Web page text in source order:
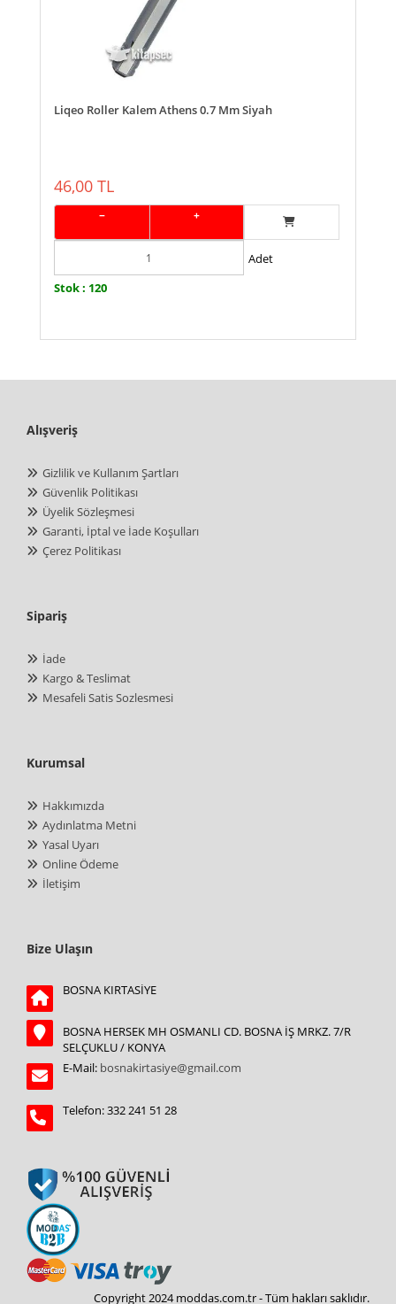
Liqeo Roller Kalem Athens 0.7 Mm Siyah
46,00 TL
− +
Adet
Stok : 120
Alışveriş
Gizlilik ve Kullanım Şartları
Güvenlik Politikası
Üyelik Sözleşmesi
Garanti, İptal ve İade Koşulları
Çerez Politikası
Sipariş
İade
Kargo & Teslimat
Mesafeli Satis Sozlesmesi
Kurumsal
Hakkımızda
Aydınlatma Metni
Yasal Uyarı
Online Ödeme
İletişim
Bize Ulaşın
BOSNA KIRTASİYE
BOSNA HERSEK MH OSMANLI CD. BOSNA İŞ MRKZ. 7/R
SELÇUKLU / KONYA
E-Mail: bosnakirtasiye@gmail.com
Telefon: 332 241 51 28
Copyright 2024 moddas.com.tr - Tüm hakları saklıdır.